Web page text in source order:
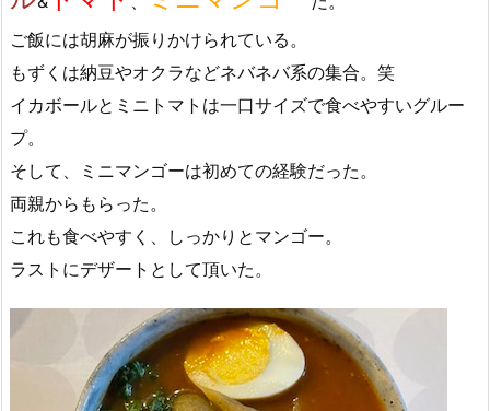
ご飯には胡麻が振りかけられている。
もずくは納豆やオクラなどネバネバ系の集合。笑
イカボールとミニトマトは一口サイズで食べやすいグルー
プ。
そして、ミニマンゴーは初めての経験だった。
両親からもらった。
これも食べやすく、しっかりとマンゴー。
ラストにデザートとして頂いた。